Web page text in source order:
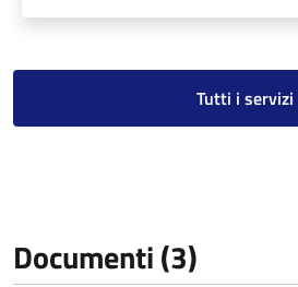
Tutti i servizi
Documenti (3)